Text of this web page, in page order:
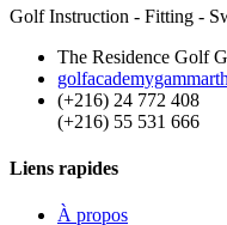
Golf Instruction - Fitting -
The Residence Golf
(+216) 24 772 408
(+216) 55 531 666
Liens rapides
À propos